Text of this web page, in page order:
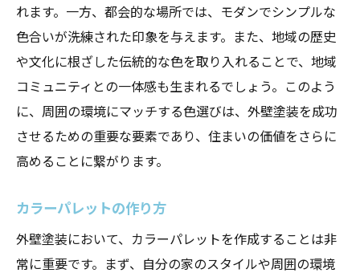
れます。一方、都会的な場所では、モダンでシンプルな
色合いが洗練された印象を与えます。また、地域の歴史
や文化に根ざした伝統的な色を取り入れることで、地域
コミュニティとの一体感も生まれるでしょう。このよう
に、周囲の環境にマッチする色選びは、外壁塗装を成功
させるための重要な要素であり、住まいの価値をさらに
高めることに繋がります。
カラーパレットの作り方
外壁塗装において、カラーパレットを作成することは非
常に重要です。まず、自分の家のスタイルや周囲の環境